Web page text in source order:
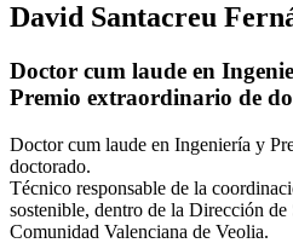
David Santacreu
Doctor cum laude en
Premio extraordinario de
Doctor cum laude en Ingeniería y
doctorado.
Técnico responsable de la
sostenible, dentro de la Dirección
Comunidad Valenciana de Veolia.